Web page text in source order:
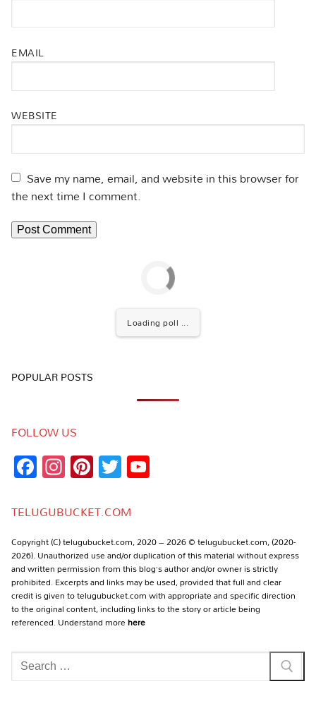
EMAIL
WEBSITE
Save my name, email, and website in this browser for
the next time I comment.
Loading poll ...
POPULAR POSTS
FOLLOW US
Facebook
Instagram
Pinterest
Twitter
TELUGUBUCKET.COM
Copyright (C) telugubucket.com, 2020 – 2026 © telugubucket.com, (2020-
2026). Unauthorized use and/or duplication of this material without express
and written permission from this blog’s author and/or owner is strictly
prohibited. Excerpts and links may be used, provided that full and clear
credit is given to telugubucket.com with appropriate and specific direction
to the original content, including links to the story or article being
referenced. Understand morehere
Search
for: